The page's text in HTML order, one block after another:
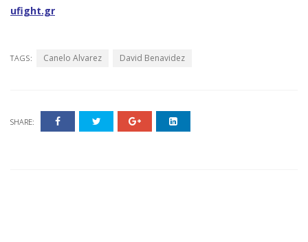
ufight.gr
TAGS: Canelo Alvarez David Benavidez
SHARE: